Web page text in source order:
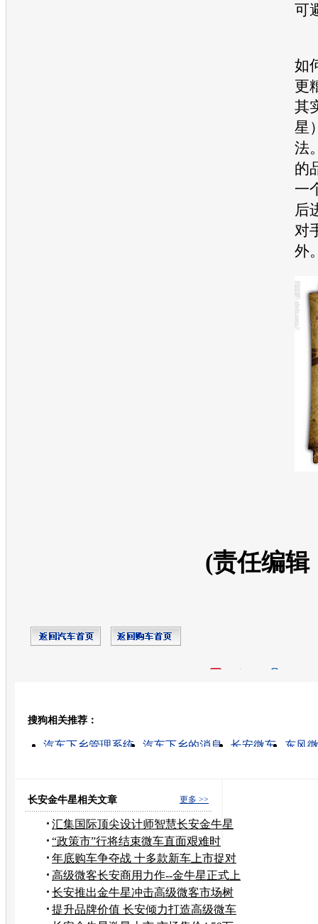
可
如
更
其
星
法
的
一
后
对
外
(责任编辑
搜狗相关推荐：
汽车下乡管理系统 汽车下乡的消息 长安微车
东风
更多 >>
长安金牛星相关文章
汇集国际顶尖设计师智慧长安金牛星
上市
“政策市”行将结束微车直面艰难时
局？
年底购车争夺战 十多款新车上市捉对
厮杀
高级微客长安商用力作--金牛星正式上
市
长安推出金牛星冲击高级微客市场树
标杆
提升品牌价值 长安倾力打造高级微车